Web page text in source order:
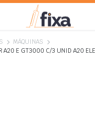
MÁQUINAS
A20 E GT3000 C/3 UNID A20